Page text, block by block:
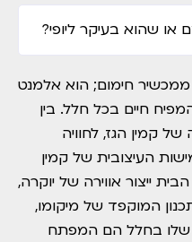
שהוא בעיקר ליופי?
ממכשיר חימום; הוא אלמנט
חיים בכל חלל. בין
קמין הגז, לחוויה
העיצובית של קמין
ייצור אווירה של יוקרה,
המוקפד של מיקומו,
שלו בחלל הם המפתח